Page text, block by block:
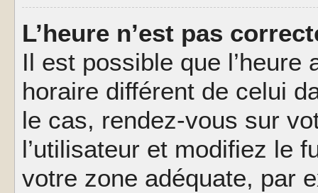
L’heure n’est pas
Il est possible que
horaire différent de celui
le cas, rendez-vous sur
l’utilisateur et modifiez le
votre zone adéquate, par